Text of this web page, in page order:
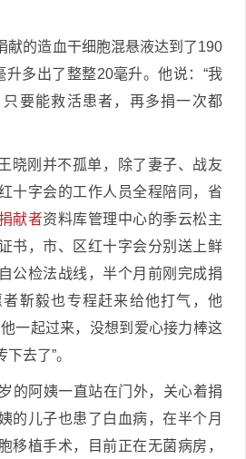
献的造血干细胞混悬液达到了190
升多出了整整20毫升。他说：“我
要能救活患者，再多捐一次都
晓刚并不孤单，除了妻子、战友
十字会的工作人员全程陪同，省
献者资料库管理中心的季云松主
书，市、区红十字会分别送上鲜
公检法战线，半个月前刚完成捐
靳毅也专程赶来给他打气，他
一起过来，没想到爱心接力棒这
去了”。
的阿姨一直站在门外，关心着捐
的儿子也患了白血病，在半个月
移植手术，目前正在无菌病房，